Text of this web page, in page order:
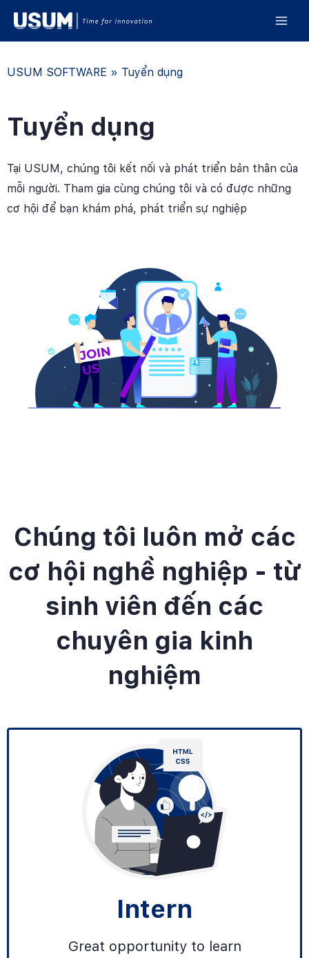
USUM SOFTWARE » Tuyển dụng
Tuyển dụng
Tại USUM, chúng tôi kết nối và phát triển bản thân của
mỗi người. Tham gia cùng chúng tôi và có được những
cơ hội để bạn khám phá, phát triển sự nghiệp
Chúng tôi luôn mở các
cơ hội nghề nghiệp - từ
sinh viên đến các
chuyên gia kinh
nghiệm
Intern
Great opportunity to learn